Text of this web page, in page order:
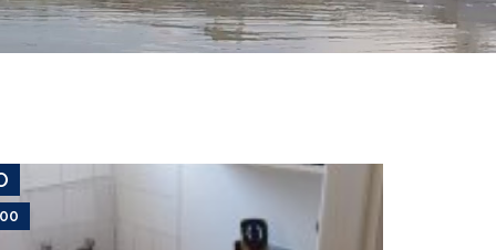
USD 2,200